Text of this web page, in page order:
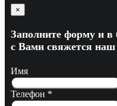
×
Заполните форму и
с Вами свяжется
Имя
Телефон *